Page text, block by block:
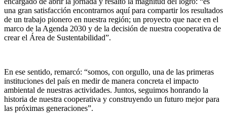
una gran satisfacción encontrarnos aquí para compartir los resultados
de un trabajo pionero en nuestra región; un proyecto que nace en el
marco de la Agenda 2030 y de la decisión de nuestra cooperativa de
crear el Área de Sustentabilidad”.
En ese sentido, remarcó: “somos, con orgullo, una de las primeras
instituciones del país en medir de manera concreta el impacto
ambiental de nuestras actividades. Juntos, seguimos honrando la
historia de nuestra cooperativa y construyendo un futuro mejor para
las próximas generaciones”.